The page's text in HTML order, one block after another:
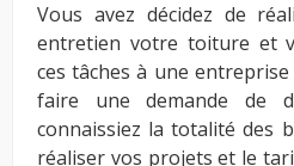
Vous avez décidez de
entretien votre toiture et
ces tâches à une
faire une demande de
connaissiez la totalité des
réaliser vos projets et le